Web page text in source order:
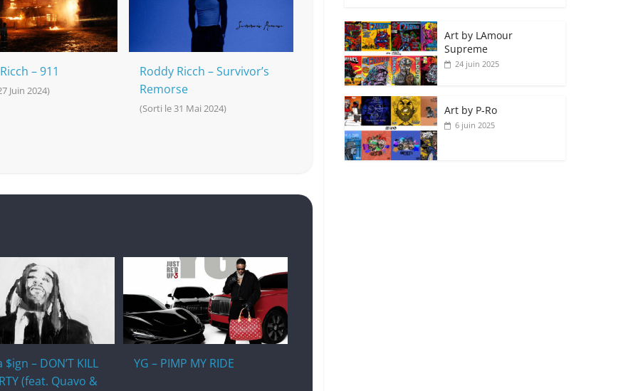
– 911
Juin 2024)
Roddy Ricch – Survivor’s
Remorse
(Sorti le 31 Mai 2024)
– DON’T KILL
(feat. Quavo &
YG – PIMP MY RIDE
Art by LAmour
Supreme
24 juin 2025
Art by P‑Ro
6 juin 2025